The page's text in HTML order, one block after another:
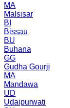
MA
Malsisar
BI
Bissau
BU
Buhana
GG
Gudha Gourji
MA
Mandawa
UD
Udaipurwati